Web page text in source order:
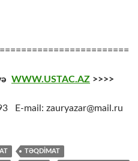
WWW.USTAC.AZ >>>>
E-mail: zauryazar@mail.ru
TƏQDİMAT